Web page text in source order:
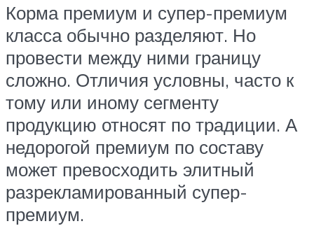
Корма премиум и супер-премиум
класса обычно разделяют. Но
провести между ними границу
сложно. Отличия условны, часто к
тому или иному сегменту
продукцию относят по традиции. А
недорогой премиум по составу
может превосходить элитный
разрекламированный супер-
премиум.